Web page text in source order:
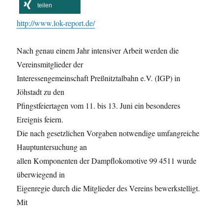
teilen
http://www.lok-report.de/
Nach genau einem Jahr intensiver Arbeit werden die
Vereinsmitglieder der
Interessengemeinschaft Preßnitztalbahn e.V. (IGP) in
Jöhstadt zu den
Pfingstfeiertagen vom 11. bis 13. Juni ein besonderes
Ereignis feiern.
Die nach gesetzlichen Vorgaben notwendige umfangreiche
Hauptuntersuchung an
allen Komponenten der Dampflokomotive 99 4511 wurde
überwiegend in
Eigenregie durch die Mitglieder des Vereins bewerkstelligt.
Mit